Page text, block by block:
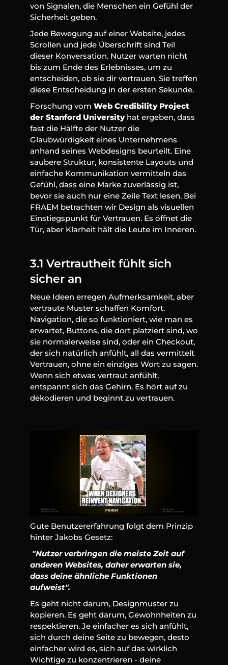
von Signalen, die Menschen ein Gefühl der
Sicherheit geben.
Jede Bewegung auf einer Website, jedes
Scrollen und jede Überschrift sind Teil
dieser Konversation. Nutzer warten nicht
bis zum Ende des Erlebnisses, um zu
entscheiden, ob sie dir vertrauen. Sie treffen
diese Entscheidung in der ersten Sekunde.
Forschung vom Web Credibility Project
der Stanford University hat ergeben, dass
fast die Hälfte der Nutzer die
Glaubwürdigkeit eines Unternehmens
anhand seines Webdesigns beurteilt. Eine
saubere Struktur, konsistente Layouts und
einfache Kommunikation vermitteln das
Gefühl, dass eine Marke zuverlässig ist,
bevor sie auch nur eine Zeile Text lesen. Bei
FRAEM betrachten wir Design als visuellen
Einstiegspunkt für Vertrauen. Es öffnet die
Tür, aber Klarheit hält die Leute im Inneren.
3.1 Vertrautheit fühlt sich
sicher an
Neue Ideen erregen Aufmerksamkeit, aber
vertraute Muster schaffen Komfort.
Navigation, die so funktioniert, wie man es
erwartet, Buttons, die dort platziert sind, wo
sie normalerweise sind, oder ein Checkout,
der sich natürlich anfühlt, all das vermittelt
Vertrauen, ohne ein einziges Wort zu sagen.
Wenn sich etwas vertraut anfühlt,
entspannt sich das Gehirn. Es hört auf zu
dekodieren und beginnt zu vertrauen.
Gute Benutzererfahrung folgt dem Prinzip
hinter Jakobs Gesetz:
anderen Websites, daher erwarten sie,
dass deine ähnliche Funktionen
aufweist".
Es geht nicht darum, Designmuster zu
kopieren. Es geht darum, Gewohnheiten zu
respektieren. Je einfacher es sich anfühlt,
sich durch deine Seite zu bewegen, desto
einfacher wird es, sich auf das wirklich
Wichtige zu konzentrieren - deine